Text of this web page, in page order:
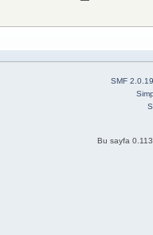
SMF 2.0.19
Bu sayfa